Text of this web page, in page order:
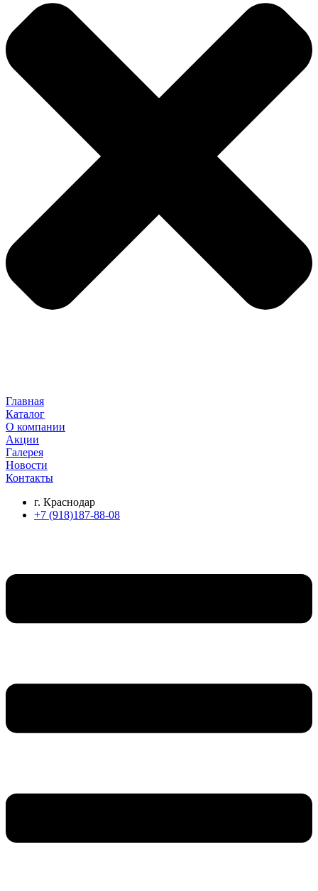
Главная
Каталог
О компании
Акции
Галерея
Новости
Контакты
г. Краснодар
+7 (918)187-88-08